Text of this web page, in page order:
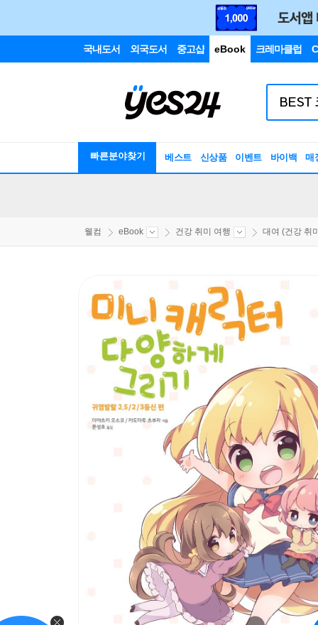
국내도서 외국도서 중고샵 eBook 크레마클럽
빠른분야찾기 베스트 신상품 이벤트 바이백 매
웰컴 eBook 건강 취미 여행 대여 (건강 취